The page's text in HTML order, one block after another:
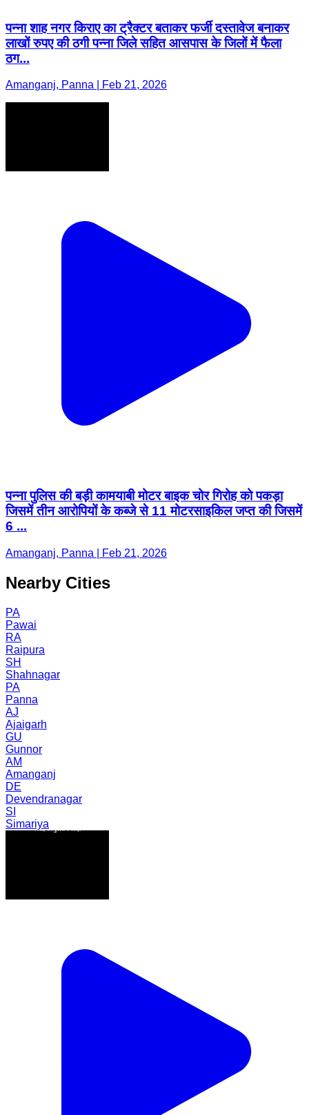
पन्ना शाह नगर किराए का ट्रैक्टर बताकर फर्जी दस्तावेज बनाकर
लाखों रुपए की ठगी पन्ना जिले सहित आसपास के जिलों में फैला
ठग...
Amanganj, Panna | Feb 21, 2026
पन्ना पुलिस की बड़ी कामयाबी मोटर बाइक चोर गिरोह को पकड़ा
जिसमें तीन आरोपियों के कब्जे से 11 मोटरसाइकिल जप्त की जिसमें
6 ...
Amanganj, Panna | Feb 21, 2026
Nearby Cities
PA
Pawai
RA
Raipura
SH
Shahnagar
PA
Panna
AJ
Ajaigarh
GU
Gunnor
AM
Amanganj
DE
Devendranagar
SI
Simariya